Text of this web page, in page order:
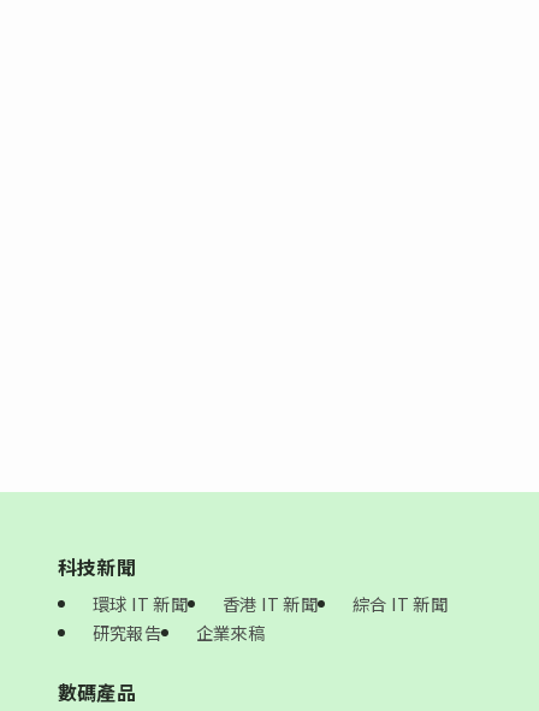
科技新聞
環球 IT 新聞 香港 IT 新聞
綜合 IT 新聞
研究報告
企業來稿
數碼產品